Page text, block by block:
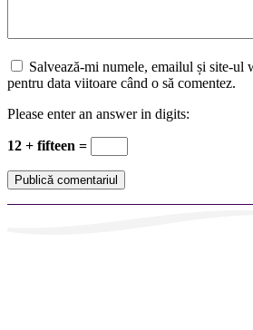
Salvează-mi numele, emailul și site-ul
pentru data viitoare când o să comentez.
Please enter an answer in digits:
12 + fifteen =